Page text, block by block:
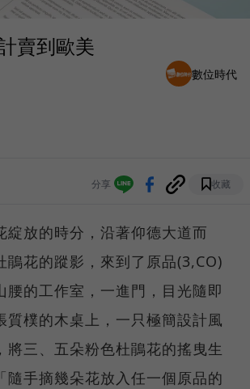
賣到歐美
數位時代
分享 收藏
綻放的時分，沿著仰德大道而
鵑花的蹤影，來到了原品(3,CO)
腰的工作室，一進門，目光隨即
質樸的木桌上，一只極簡設計風
將三、五朵粉色杜鵑花的搖曳生
隨手摘幾朵花放入任一個原品的